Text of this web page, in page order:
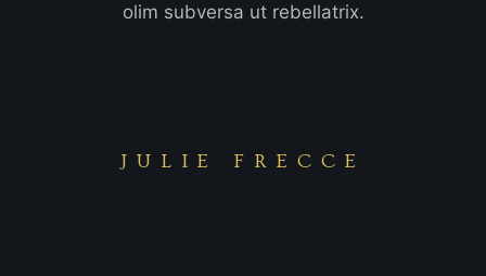
olim subversa ut rebellatrix.
JULIE FRECCE